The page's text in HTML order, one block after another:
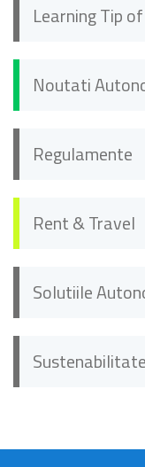
Learning Tip
Noutati
Regulamente
Rent & Travel
Solutiile
Sustenabilitate